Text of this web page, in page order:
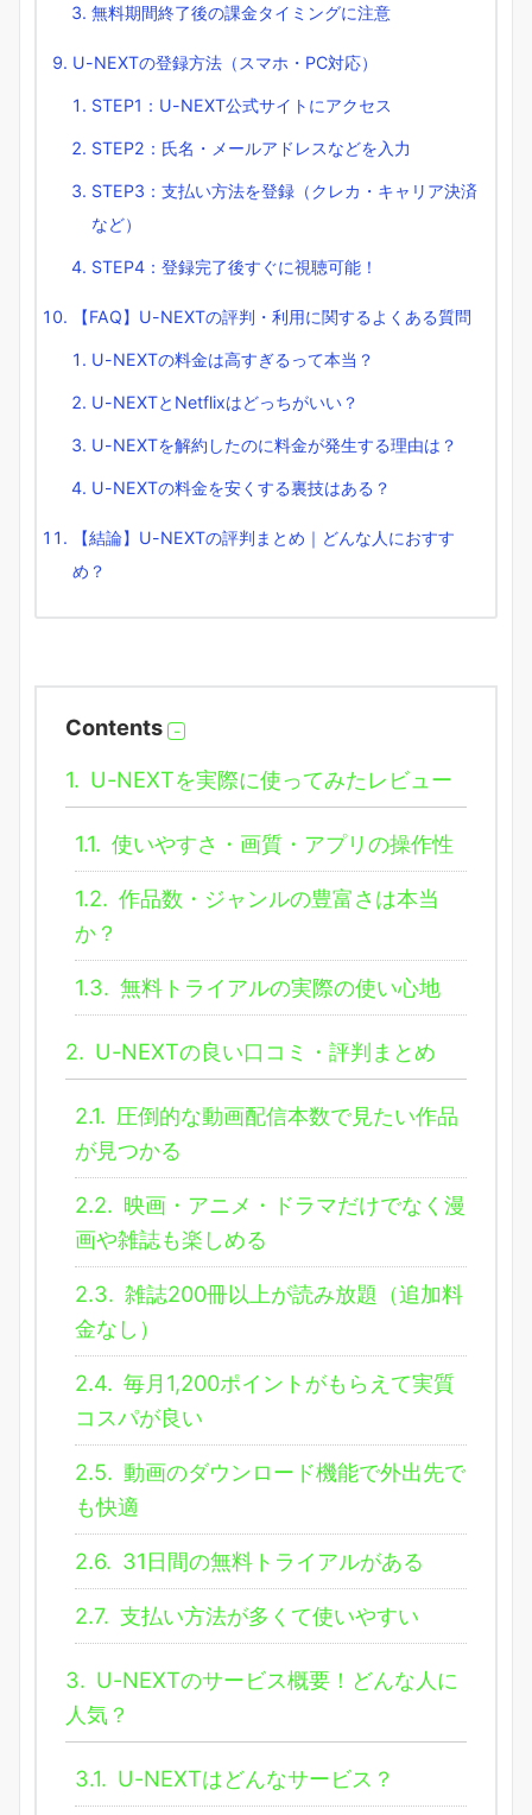
無料期間終了後の課金タイミングに注意
U-NEXTの登録方法（スマホ・PC対応）
STEP1：U-NEXT公式サイトにアクセス
STEP2：氏名・メールアドレスなどを入力
STEP3：支払い方法を登録（クレカ・キャリア決済
など）
STEP4：登録完了後すぐに視聴可能！
【FAQ】U-NEXTの評判・利用に関するよくある質問
U-NEXTの料金は高すぎるって本当？
U-NEXTとNetflixはどっちがいい？
U-NEXTを解約したのに料金が発生する理由は？
U-NEXTの料金を安くする裏技はある？
【結論】U-NEXTの評判まとめ｜どんな人におすす
め？
Contents
1. U-NEXTを実際に使ってみたレビュー
1.1. 使いやすさ・画質・アプリの操作性
1.2. 作品数・ジャンルの豊富さは本当
か？
1.3. 無料トライアルの実際の使い心地
2. U-NEXTの良い口コミ・評判まとめ
2.1. 圧倒的な動画配信本数で見たい作品
が見つかる
2.2. 映画・アニメ・ドラマだけでなく漫
画や雑誌も楽しめる
2.3. 雑誌200冊以上が読み放題（追加料
金なし）
2.4. 毎月1,200ポイントがもらえて実質
コスパが良い
2.5. 動画のダウンロード機能で外出先で
も快適
2.6. 31日間の無料トライアルがある
2.7. 支払い方法が多くて使いやすい
3. U-NEXTのサービス概要！どんな人に
人気？
3.1. U-NEXTはどんなサービス？